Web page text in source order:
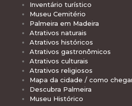
Inventário turístico
Museu Cemitério
Palmeira em Madeira
Atrativos naturais
Atrativos históricos
Atrativos gastronômicos
Atrativos culturais
Atrativos religiosos
Mapa da cidade / como
Descubra Palmeira
Museu Histórico